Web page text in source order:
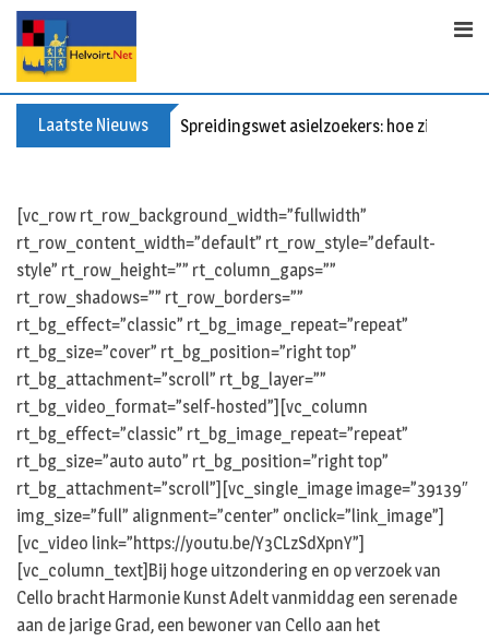
Skip
content
Laatste Nieuws Spreidingswet asielzoekers: hoe zit dat?
[vc_row rt_row_background_width=”fullwidth”
rt_row_content_width=”default” rt_row_style=”default-
style” rt_row_height=”” rt_column_gaps=””
rt_row_shadows=”” rt_row_borders=””
rt_bg_effect=”classic” rt_bg_image_repeat=”repeat”
rt_bg_size=”cover” rt_bg_position=”right top”
rt_bg_attachment=”scroll” rt_bg_layer=””
rt_bg_video_format=”self-hosted”][vc_column
rt_bg_effect=”classic” rt_bg_image_repeat=”repeat”
rt_bg_size=”auto auto” rt_bg_position=”right top”
rt_bg_attachment=”scroll”][vc_single_image image=”39139″
img_size=”full” alignment=”center” onclick=”link_image”]
[vc_video link=”https://youtu.be/Y3CLzSdXpnY”]
[vc_column_text]Bij hoge uitzondering en op verzoek van
Cello bracht Harmonie Kunst Adelt vanmiddag een serenade
aan de jarige Grad, een bewoner van Cello aan het